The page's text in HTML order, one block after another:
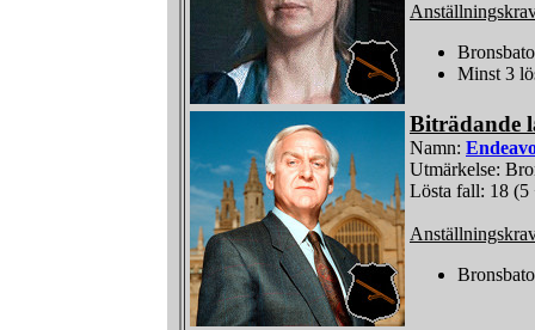
Minst 3
Biträdande
Namn:
Utmärkelse:
Lösta fall: 18 (5